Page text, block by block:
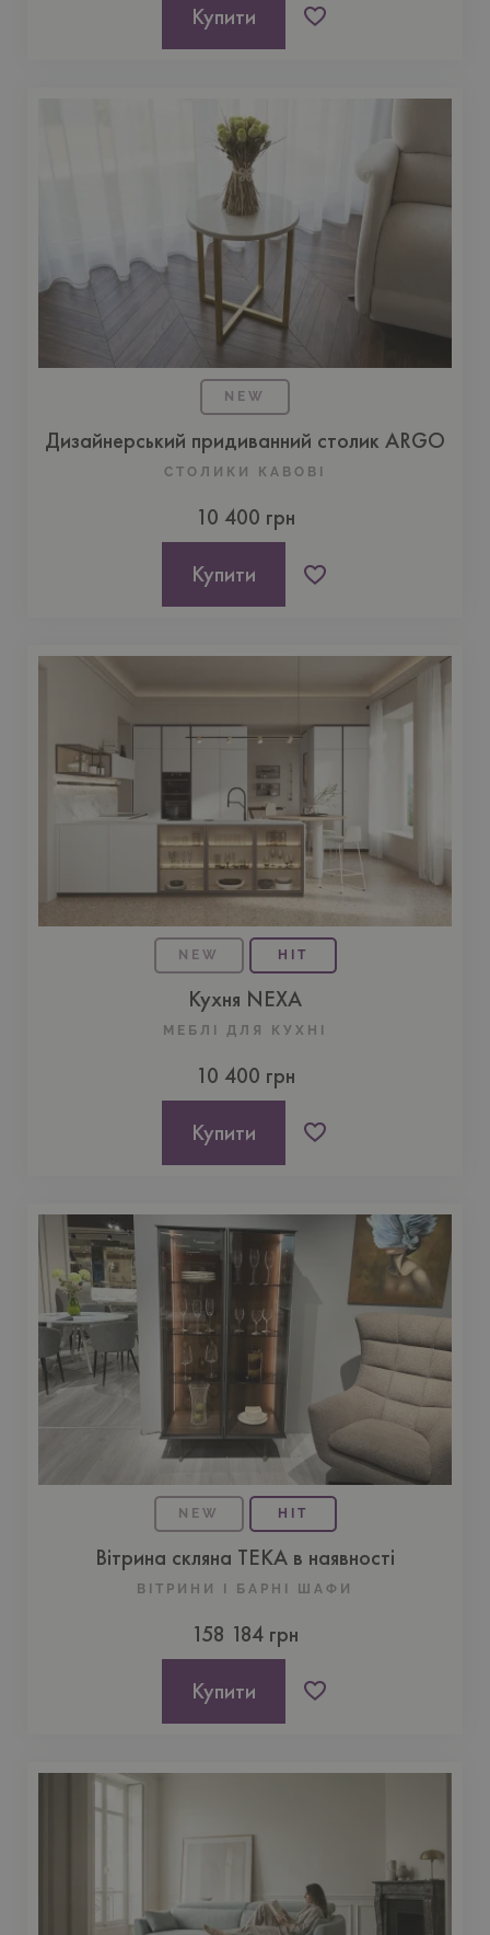
Купити
NEW
Дизайнерський придиванний столик ARGO
СТОЛИКИ КАВОВІ
10 400 грн
Купити
NEW HIT
Кухня NEXA
МЕБЛІ ДЛЯ КУХНI
10 400 грн
Купити
NEW HIT
Вітрина скляна TEKA в наявності
ВIТРИНИ І БАРНІ ШАФИ
158 184 грн
Купити